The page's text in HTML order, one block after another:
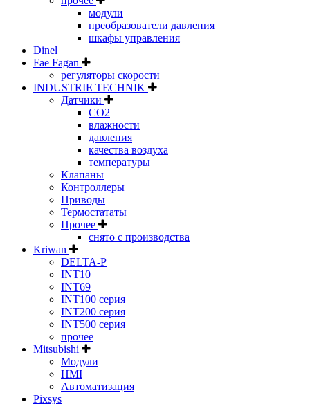
модули
преобразователи давления
шкафы управления
Dinel
Fae Fagan
регуляторы скорости
INDUSTRIE TECHNIK
Датчики
CO2
влажности
давления
качества воздуха
температуры
Клапаны
Контроллеры
Приводы
Термостататы
Прочее
снято с производства
Kriwan
DELTA-P
INT10
INT69
INT100 серия
INT200 серия
INT500 серия
прочее
Mitsubishi
Модули
HMI
Автоматизация
Pixsys